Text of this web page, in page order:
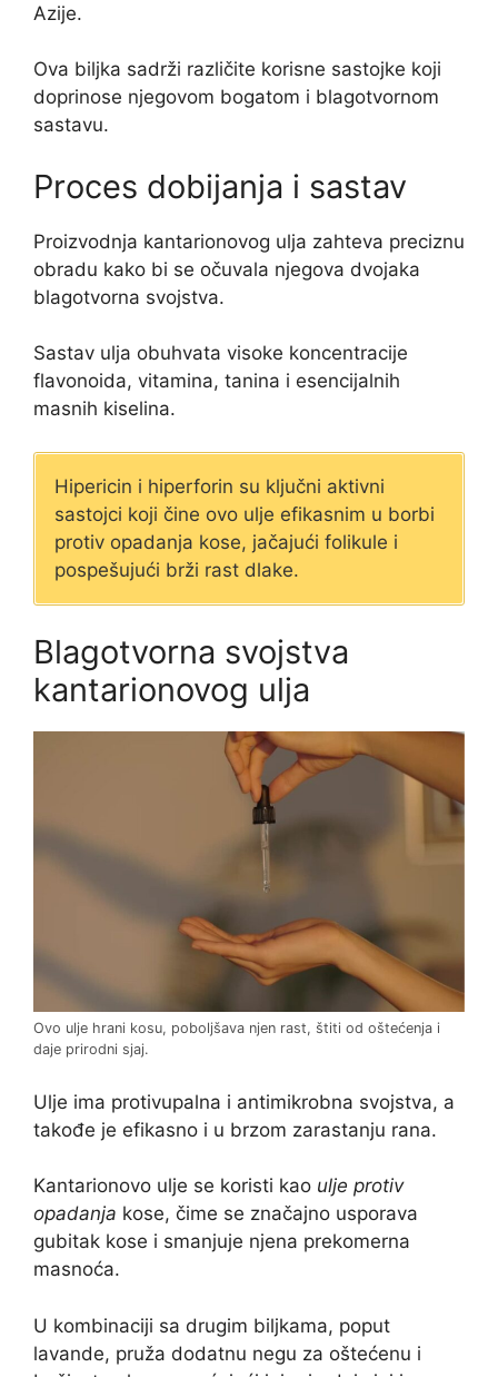
Azije.
Ova biljka sadrži različite korisne sastojke koji
doprinose njegovom bogatom i blagotvornom
sastavu.
Proces dobijanja i sastav
Proizvodnja kantarionovog ulja zahteva preciznu
obradu kako bi se očuvala njegova dvojaka
blagotvorna svojstva.
Sastav ulja obuhvata visoke koncentracije
flavonoida, vitamina, tanina i esencijalnih
masnih kiselina.
Hipericin i hiperforin su ključni aktivni
sastojci koji čine ovo ulje efikasnim u borbi
protiv opadanja kose, jačajući folikule i
pospešujući brži rast dlake.
Blagotvorna svojstva
kantarionovog ulja
Ovo ulje hrani kosu, poboljšava njen rast, štiti od oštećenja i
daje prirodni sjaj.
Ulje ima protivupalna i antimikrobna svojstva, a
takođe je efikasno i u brzom zarastanju rana.
Kantarionovo ulje se koristi kao ulje protiv
opadanja kose, čime se značajno usporava
gubitak kose i smanjuje njena prekomerna
masnoća.
U kombinaciji sa drugim biljkama, poput
lavande, pruža dodatnu negu za oštećenu i